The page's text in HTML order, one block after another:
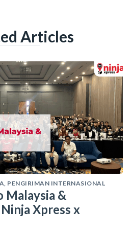
Articles
, PENGIRIMAN INTERNASIONAL
Malaysia &
Xpress x